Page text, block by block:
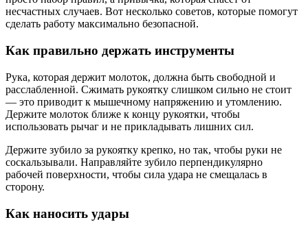
несчастных случаев. Вот несколько советов, которые помогут
сделать работу максимально безопасной.
Как правильно держать инструменты
Рука, которая держит молоток, должна быть свободной и
расслабленной. Сжимать рукоятку слишком сильно не стоит
— это приводит к мышечному напряжению и утомлению.
Держите молоток ближе к концу рукоятки, чтобы
использовать рычаг и не прикладывать лишних сил.
Держите зубило за рукоятку крепко, но так, чтобы руки не
соскальзывали. Направляйте зубило перпендикулярно
рабочей поверхности, чтобы сила удара не смещалась в
сторону.
Как наносить удары